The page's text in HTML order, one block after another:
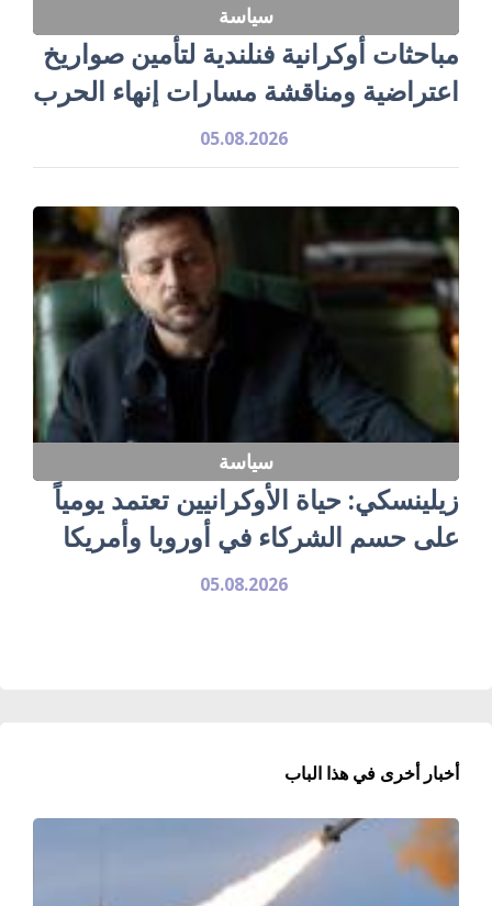
سياسة
مباحثات أوكرانية فنلندية لتأمين صواريخ
اعتراضية ومناقشة مسارات إنهاء الحرب
05.08.2026
سياسة
زيلينسكي: حياة الأوكرانيين تعتمد يومياً
على حسم الشركاء في أوروبا وأمريكا
05.08.2026
أخبار أخرى في هذا الباب